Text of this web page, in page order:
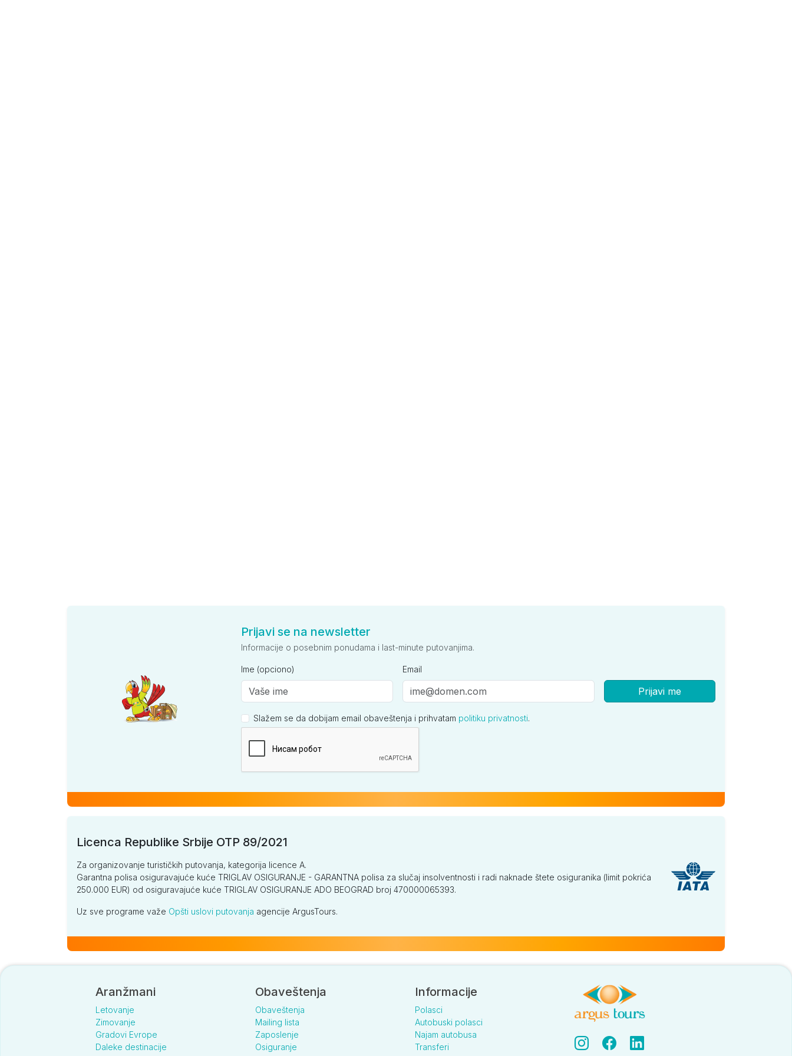
Prijavi se na newsletter
Informacije o posebnim ponudama i last-minute putovanjima.
Ime (opciono) Email
Prijavi me
Slažem se da dobijam email obaveštenja i prihvatam politiku privatnosti.
Licenca Republike Srbije OTP 89/2021
Za organizovanje turističkih putovanja, kategorija licence A.
Garantna polisa osiguravajuće kuće TRIGLAV OSIGURANJE - GARANTNA polisa za slučaj insolventnosti i radi naknade štete osiguranika (limit pokrića
250.000 EUR) od osiguravajuće kuće TRIGLAV OSIGURANJE ADO BEOGRAD broj 470000065393.
Uz sve programe važe Opšti uslovi putovanja agencije ArgusTours.
Aranžmani
Letovanje
Zimovanje
Gradovi Evrope
Daleke destinacije
Obaveštenja
Obaveštenja
Mailing lista
Zaposlenje
Osiguranje
Informacije
Polasci
Autobuski polasci
Najam autobusa
Transferi